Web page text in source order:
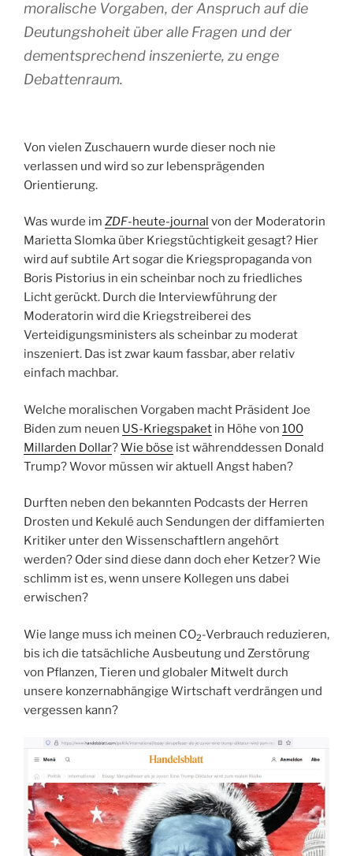
moralische Vorgaben, der Anspruch auf die
Deutungshoheit über alle Fragen und der
dementsprechend inszenierte, zu enge
Debattenraum.
Von vielen Zuschauern wurde dieser noch nie
verlassen und wird so zur lebensprägenden
Orientierung.
Was wurde im ZDF-heute-journal von der Moderatorin
Marietta Slomka über Kriegstüchtigkeit gesagt? Hier
wird auf subtile Art sogar die Kriegspropaganda von
Boris Pistorius in ein scheinbar noch zu friedliches
Licht gerückt. Durch die Interviewführung der
Moderatorin wird die Kriegstreiberei des
Verteidigungsministers als scheinbar zu moderat
inszeniert. Das ist zwar kaum fassbar, aber relativ
einfach machbar.
Welche moralischen Vorgaben macht Präsident Joe
Biden zum neuen US-Kriegspaket in Höhe von 100
Millarden Dollar?Wie böse ist währenddessen Donald
Trump? Wovor müssen wir aktuell Angst haben?
Durften neben den bekannten Podcasts der Herren
Drosten und Kekulé auch Sendungen der diffamierten
Kritiker unter den Wissenschaftlern angehört
werden? Oder sind diese dann doch eher Ketzer? Wie
schlimm ist es, wenn unsere Kollegen uns dabei
erwischen?
Wie lange muss ich meinen CO2-Verbrauch reduzieren,
bis ich die tatsächliche Ausbeutung und Zerstörung
von Pflanzen, Tieren und globaler Mitwelt durch
unsere konzernabhängige Wirtschaft verdrängen und
vergessen kann?